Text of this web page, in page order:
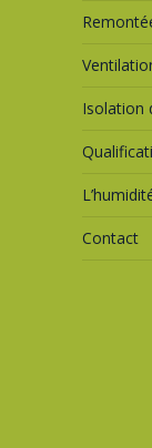
Isolation
Contact